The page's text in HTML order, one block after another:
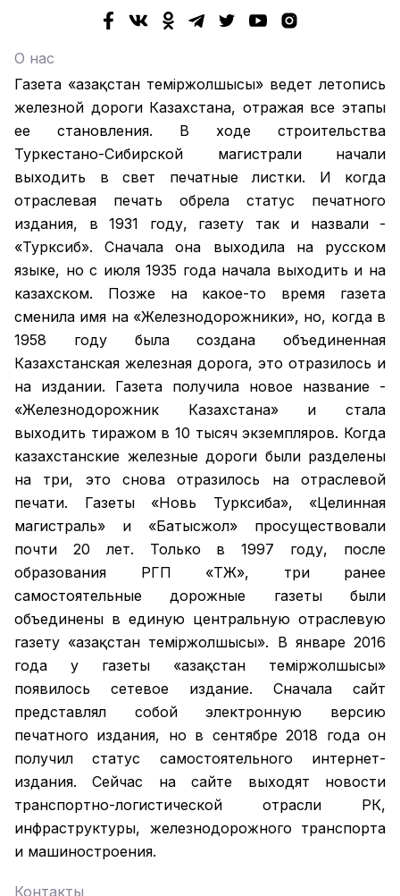
О нас
Газета «Қазақстан теміржолшысы» ведет летопись
железной дороги Казахстана, отражая все этапы
ее становления. В ходе строительства
Туркестано-Сибирской магистрали начали
выходить в свет печатные листки. И когда
отраслевая печать обрела статус печатного
издания, в 1931 году, газету так и назвали -
«Турксиб». Сначала она выходила на русском
языке, но с июля 1935 года начала выходить и на
казахском. Позже на какое-то время газета
сменила имя на «Железнодорожники», но, когда в
1958 году была создана объединенная
Казахстанская железная дорога, это отразилось и
на издании. Газета получила новое название -
«Железнодорожник Казахстана» и стала
выходить тиражом в 10 тысяч экземпляров. Когда
казахстанские железные дороги были разделены
на три, это снова отразилось на отраслевой
печати. Газеты «Новь Турксиба», «Целинная
магистраль» и «Батысжол» просуществовали
почти 20 лет. Только в 1997 году, после
образования РГП «ҚТЖ», три ранее
самостоятельные дорожные газеты были
объединены в единую центральную отраслевую
газету «Қазақстан темiржолшысы». В январе 2016
года у газеты «Қазақстан теміржолшысы»
появилось сетевое издание. Сначала сайт
представлял собой электронную версию
печатного издания, но в сентябре 2018 года он
получил статус самостоятельного интернет-
издания. Сейчас на сайте выходят новости
транспортно-логистической отрасли РК,
инфраструктуры, железнодорожного транспорта
и машиностроения.
Контакты